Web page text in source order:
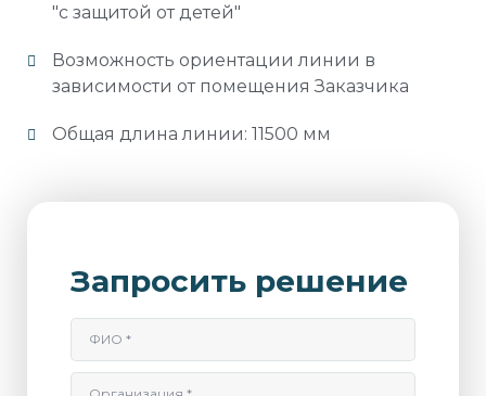
"с защитой от детей"
Возможность ориентации линии в
зависимости от помещения Заказчика
Общая длина линии: 11500 мм
Запросить решение